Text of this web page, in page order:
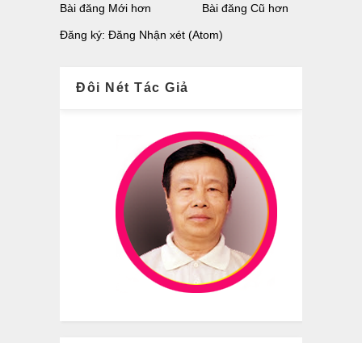
Bài đăng Mới hơn Bài đăng Cũ hơn
Đăng ký: Đăng Nhận xét (Atom)
Đôi Nét Tác Giả